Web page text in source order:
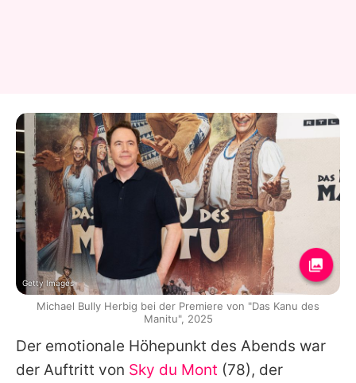
Der emotionale Höhepunkt des Abends war
der Auftritt von Sky du Mont (78), der
Getty Images
Michael Bully Herbig bei der Premiere von "Das Kanu des
Manitu", 2025